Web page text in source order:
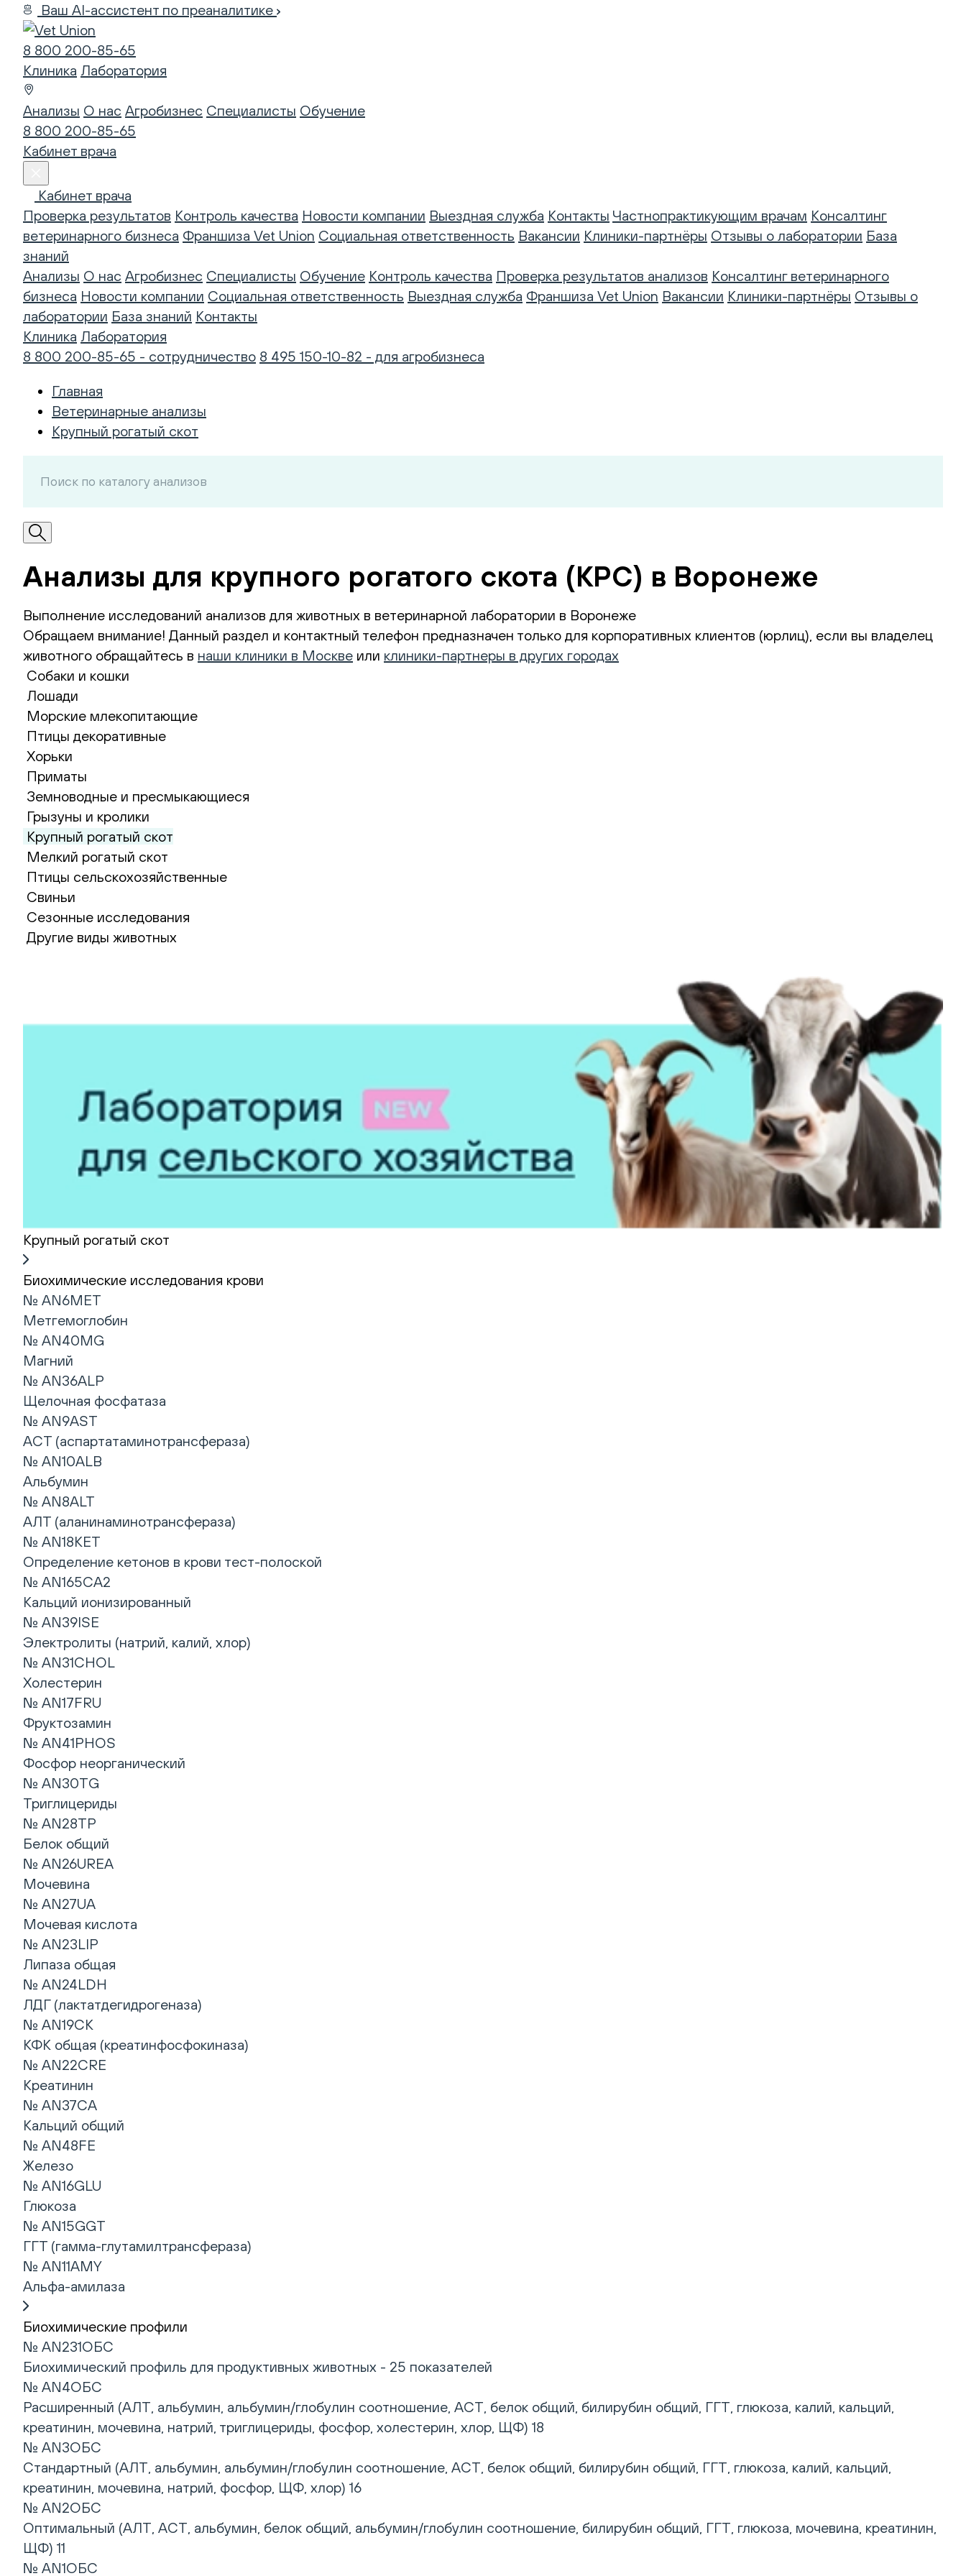
Ваш AI-ассистент по преаналитике
8 800 200-85-65
Клиника Лаборатория
Анализы О нас Агробизнес Специалисты Обучение
8 800 200-85-65
Кабинет врача
Кабинет врача
Проверка результатов Контроль качества Новости компании Выездная служба Контакты Частнопрактикующим врачам Консалтинг
ветеринарного бизнеса Франшиза Vet Union Социальная ответственность Вакансии Клиники-партнёры Отзывы о лаборатории База
знаний
Анализы О нас Агробизнес Специалисты Обучение Контроль качества Проверка результатов анализов Консалтинг ветеринарного
бизнеса Новости компании Социальная ответственность Выездная служба Франшиза Vet Union Вакансии Клиники-партнёры Отзывы о
лаборатории База знаний Контакты
Клиника Лаборатория
8 800 200-85-65 - сотрудничество 8 495 150-10-82 - для агробизнеса
Главная
Ветеринарные анализы
Крупный рогатый скот
Анализы для крупного рогатого скота (КРС) в Воронеже
Выполнение исследований анализов для животных в ветеринарной лаборатории в Воронеже
Обращаем внимание! Данный раздел и контактный телефон предназначен только для корпоративных клиентов (юрлиц), если вы владелец
животного обращайтесь в наши клиники в Москве или клиники-партнеры в других городах
Собаки и кошки
Лошади
Морские млекопитающие
Птицы декоративные
Хорьки
Приматы
Земноводные и пресмыкающиеся
Грызуны и кролики
Крупный рогатый скот
Мелкий рогатый скот
Птицы сельскохозяйственные
Свиньи
Сезонные исследования
Другие виды животных
Крупный рогатый скот
Биохимические исследования крови
№ AN6MET
Метгемоглобин
№ AN40MG
Магний
№ AN36ALP
Щелочная фосфатаза
№ AN9AST
АСТ (аспартатаминотрансфераза)
№ AN10ALB
Альбумин
№ AN8ALT
АЛТ (аланинаминотрансфераза)
№ AN18KET
Определение кетонов в крови тест-полоской
№ AN165CA2
Кальций ионизированный
№ AN39ISE
Электролиты (натрий, калий, хлор)
№ AN31CHOL
Холестерин
№ AN17FRU
Фруктозамин
№ AN41PHOS
Фосфор неорганический
№ AN30TG
Триглицериды
№ AN28TP
Белок общий
№ AN26UREA
Мочевина
№ AN27UA
Мочевая кислота
№ AN23LIP
Липаза общая
№ AN24LDH
ЛДГ (лактатдегидрогеназа)
№ AN19CK
КФК общая (креатинфосфокиназа)
№ AN22CRE
Креатинин
№ AN37CA
Кальций общий
№ AN48FE
Железо
№ AN16GLU
Глюкоза
№ AN15GGT
ГГТ (гамма-глутамилтрансфераза)
№ AN11AMY
Альфа-амилаза
Биохимические профили
№ AN231ОБС
Биохимический профиль для продуктивных животных - 25 показателей
№ AN4ОБС
Расширенный (АЛТ, альбумин, альбумин/глобулин соотношение, АСТ, белок общий, билирубин общий, ГГТ, глюкоза, калий, кальций,
креатинин, мочевина, натрий, триглицериды, фосфор, холестерин, хлор, ЩФ) 18
№ AN3ОБС
Стандартный (АЛТ, альбумин, альбумин/глобулин соотношение, АСТ, белок общий, билирубин общий, ГГТ, глюкоза, калий, кальций,
креатинин, мочевина, натрий, фосфор, ЩФ, хлор) 16
№ AN2ОБС
Оптимальный (АЛТ, АСТ, альбумин, белок общий, альбумин/глобулин соотношение, билирубин общий, ГГТ, глюкоза, мочевина, креатинин,
ЩФ) 11
№ AN1ОБС